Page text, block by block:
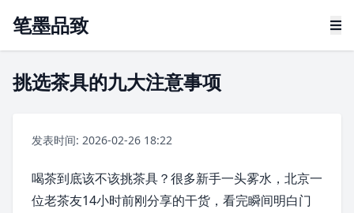
笔墨品致
挑选茶具的九大注意事项
发表时间: 2026-02-26 18:22
喝茶到底该不该挑茶具？很多新手一头雾水，北京一
位老茶友14小时前刚分享的干货，看完瞬间明白门